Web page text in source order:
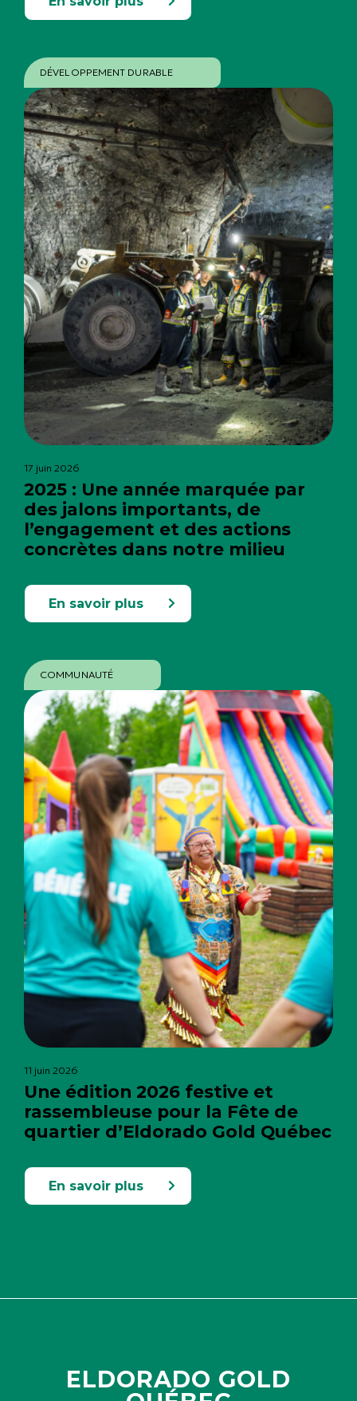
DÉVELOPPEMENT DURABLE
17 juin 2026
2025 : Une année marquée par
des jalons importants, de
l’engagement et des actions
concrètes dans notre milieu
En savoir plus
COMMUNAUTÉ
11 juin 2026
Une édition 2026 festive et
rassembleuse pour la Fête de
quartier d’Eldorado Gold Québec
En savoir plus
ELDORADO GOLD